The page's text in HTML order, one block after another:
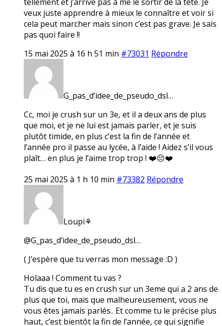
veux juste apprendre à mieux le connaître et voir si
cela peut marcher mais sinon c’est pas grave. Je sais
pas quoi faire !!
15 mai 2025 à 16 h 51 min #73031 Répondre
G_pas_d’idee_de_pseudo_dsl…
Cc, moi je crush sur un 3e, et il a deux ans de plus
que moi, et je ne lui est jamais parler, et je suis
plutôt timide, en plus c’est la fin de l’année et
l’année pro il passe au lycée, à l’aide ! Aidez s’il vous
plaît… en plus je l’aime trop trop ! ❤️😔❤️
25 mai 2025 à 1 h 10 min #73382 Répondre
Loupi⚘️
@G_pas_d’idee_de_pseudo_dsl…
( J’espère que tu verras mon message :D )
Holaaa ! Comment tu vas ?
Tu dis que tu es en crush sur un 3eme qui a 2 ans de
plus que toi, mais que malheureusement, vous ne
vous êtes jamais parlés.. Et comme tu le précise plus
haut, c’est bientôt la fin de l’année, ce qui signifie